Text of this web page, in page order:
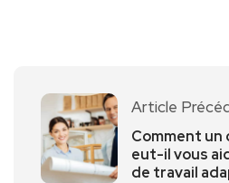
Article
Comment un
eut-il vous
de travail